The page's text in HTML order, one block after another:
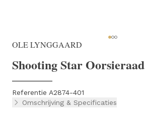
OLE LYNGGAARD
Shooting Star Oorsieraad
Referentie A2874-401
Omschrijving & Specificaties